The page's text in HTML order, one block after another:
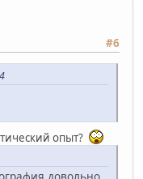
#6
опыт?